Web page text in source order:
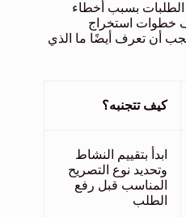
بسبب أخطاء
خطوات استخراج
يجب أن تعرف أيضًا ما الذي
كيف تتجنبه؟
ابدأ بتقييم النشاط
وتحديد نوع التصريح
المناسب قبل رفع
الطلب